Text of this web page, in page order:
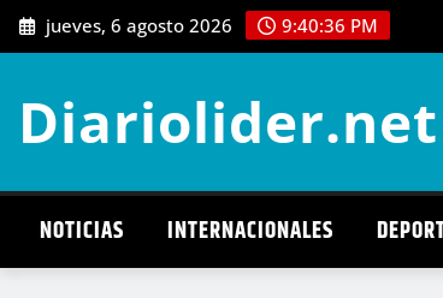
Saltar
al
jueves, 6 agosto 2026 9:40:37 PM
Diariolider.net
NOTICIAS INTERNACIONALES